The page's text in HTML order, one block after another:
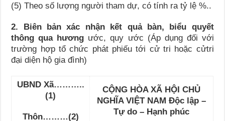
(5) Theo số lượng người tham dự, có tính ra tỷ lệ %..
2. Biên bản xác nhận kết quả bàn, biểu quyết
thông qua hương ước, quy ước (Áp dụng đối với
trường hợp tổ chức phát phiếu tới cử tri hoặc cửtri
đại diện hộ gia đình)
UBND Xã………..
(1)
Thôn………(2)
CỘNG HÒA XÃ HỘI CHỦ
NGHĨA VIỆT NAM Độc lập –
Tự do – Hạnh phúc